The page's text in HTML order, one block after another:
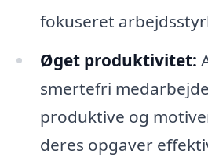
fokuseret
Øget produktivitet:
smertefri
produktive og
deres opgaver